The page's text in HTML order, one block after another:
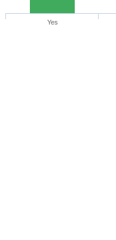
Yes